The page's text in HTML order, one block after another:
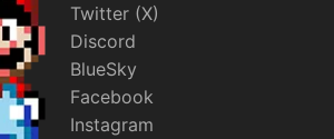
Twitter (X)
Discord
BlueSky
Facebook
Instagram